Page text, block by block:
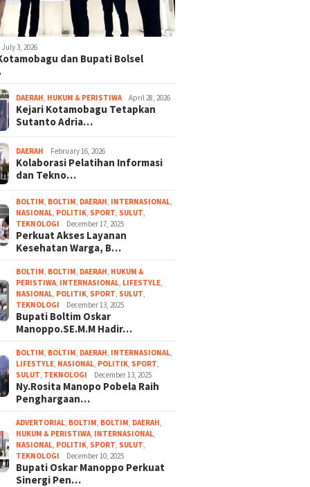
July 3, 2026
dan Bupati Bolsel
DAERAH, HUKUM & PERISTIWA April 28, 2026
Kejari Kotamobagu Tetapkan
Sutanto Adria…
DAERAH February 16, 2026
Kolaborasi Pelatihan Informasi
dan Tekno…
BOLTIM, BOLTIM, DAERAH, INTERNASIONAL,
NASIONAL, POLITIK, SPORT, SULUT,
TEKNOLOGI
December 17, 2025
Perkuat Akses Layanan
Kesehatan Warga, B…
BOLTIM, BOLTIM, DAERAH, HUKUM &
PERISTIWA, INTERNASIONAL, LIFESTYLE,
NASIONAL, POLITIK, SPORT, SULUT,
TEKNOLOGI
December 13, 2025
Bupati Boltim Oskar
Manoppo.SE.M.M Hadir…
BOLTIM, BOLTIM, DAERAH, INTERNASIONAL,
LIFESTYLE, NASIONAL, POLITIK, SPORT,
SULUT, TEKNOLOGI December 13, 2025
Ny.Rosita Manopo Pobela Raih
Penghargaan…
ADVERTORIAL, BOLTIM, BOLTIM, DAERAH,
HUKUM & PERISTIWA, INTERNASIONAL,
NASIONAL, POLITIK, SPORT, SULUT,
TEKNOLOGI
December 10, 2025
Bupati Oskar Manoppo Perkuat
Sinergi Pen…